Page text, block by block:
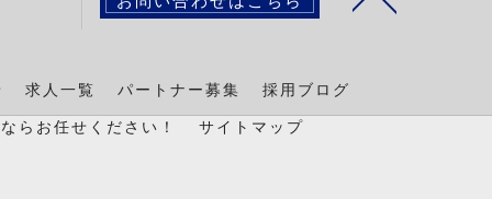
求人一覧 パートナー募集
採用ブログ
らお任せください！ サイトマップ